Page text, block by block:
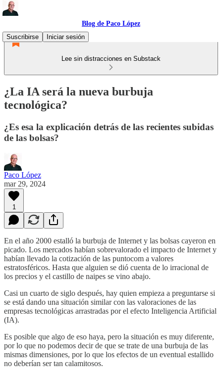
Blog de Paco López
Suscribirse
Iniciar sesión
Lee sin distracciones en Substack
¿La IA será la nueva burbuja
tecnológica?
¿Es esa la explicación detrás de las recientes subidas
de las bolsas?
Paco López
mar 29, 2024
1
En el año 2000 estalló la burbuja de Internet y las bolsas cayeron en
picado. Los mercados habían sobrevalorado el impacto de Internet y
habían llevado la cotización de las puntocom a valores
estratosféricos. Hasta que alguien se dió cuenta de lo irracional de
los precios y el castillo de naipes se vino abajo.
Casi un cuarto de siglo después, hay quien empieza a preguntarse si
se está dando una situación similar con las valoraciones de las
empresas tecnológicas arrastradas por el efecto Inteligencia Artificial
(IA).
Es posible que algo de eso haya, pero la situación es muy diferente,
por lo que no podemos decir de que se trate de una burbuja de las
mismas dimensiones, por lo que los efectos de un eventual estallido
no deberían ser tan calamitosos.